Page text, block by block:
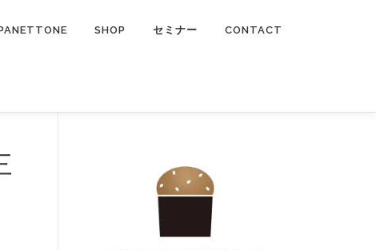
SHOP セミナー CONTACT